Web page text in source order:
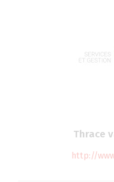
Thrace
http://